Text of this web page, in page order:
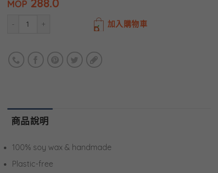
MOP
加入購物車
商品說明
100% soy wax & handmade
Plastic-free